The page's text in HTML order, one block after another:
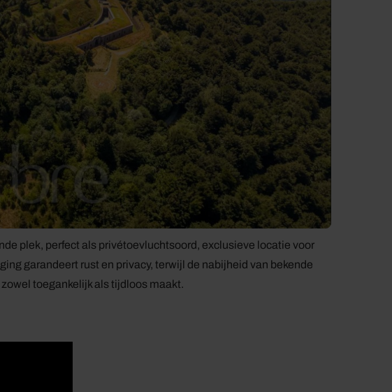
plek, perfect als privétoevluchtsoord, exclusieve locatie voor
garandeert rust en privacy, terwijl de nabijheid van bekende
toegankelijk als tijdloos maakt.